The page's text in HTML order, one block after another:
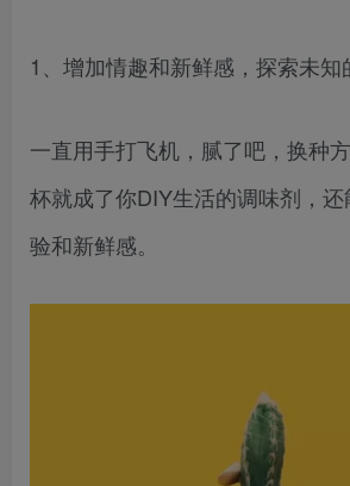
1、增加情趣和新鲜感，探索未知
一直用手打飞机，腻了吧，换种
杯就成了你DIY生活的调味剂，
验和新鲜感。